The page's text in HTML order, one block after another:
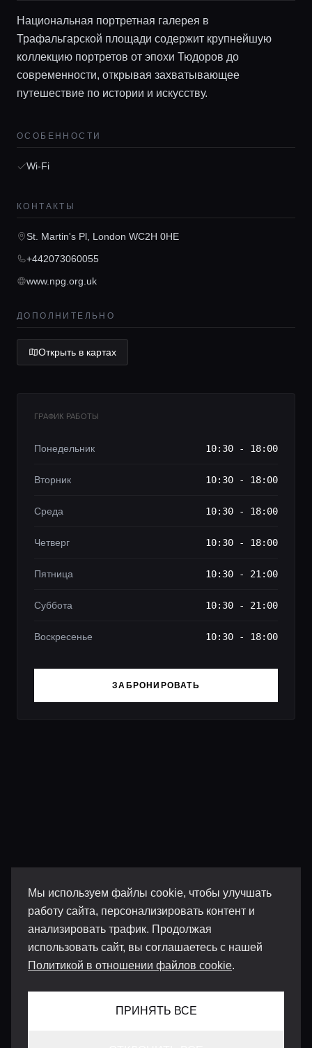
Мы используем файлы cookie, чтобы улучшать
работу сайта, персонализировать контент и
анализировать трафик. Продолжая
использовать сайт, вы соглашаетесь с нашей
Политикой в отношении файлов cookie.
ПРИНЯТЬ ВСЕ
Главная
Локации
Гиды
Консьерж сервис
Национальная портретная галерея в
Трафальгарской площади содержит крупнейшую
коллекцию портретов от эпохи Тюдоров до
современности, открывая захватывающее
путешествие по истории и искусству.
ОСОБЕННОСТИ
Wi-Fi
КОНТАКТЫ
St. Martin's Pl, London WC2H 0HE
+442073060055
www.npg.org.uk
ДОПОЛНИТЕЛЬНО
Открыть в картах
ГРАФИК РАБОТЫ
Понедельник 10:30 - 18:00
Вторник 10:30 - 18:00
Среда 10:30 - 18:00
Четверг 10:30 - 18:00
Пятница 10:30 - 21:00
Суббота 10:30 - 21:00
Воскресенье 10:30 - 18:00
ЗАБРОНИРОВАТЬ